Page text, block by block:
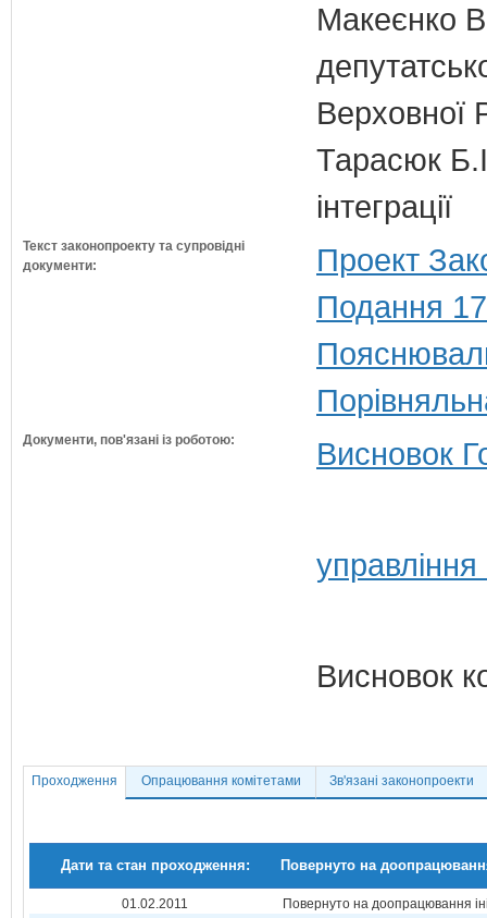
Макеєнко
Верховної
Тарасюк
інтеграції
Текст законопроекту та супровідні
документи:
Проект
Подання
Документи, пов'язані із роботою: Висновок
Висновок
Проходження Опрацювання комітетами Зв'язані законопроекти
Дати та стан проходження: Повернуто на
01.02.2011
Повернуто на доопрацювання